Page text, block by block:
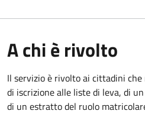
A chi è rivolto
Il servizio è rivolto ai cittadini
di iscrizione alle liste di leva, di
di un estratto del ruolo